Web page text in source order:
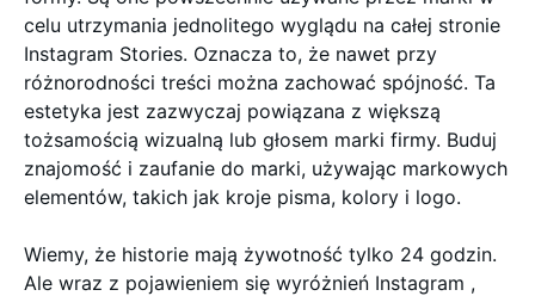
celu utrzymania jednolitego wyglądu na całej stronie
Instagram Stories. Oznacza to, że nawet przy
różnorodności treści można zachować spójność. Ta
estetyka jest zazwyczaj powiązana z większą
tożsamością wizualną lub głosem marki firmy. Buduj
znajomość i zaufanie do marki, używając markowych
elementów, takich jak kroje pisma, kolory i logo.
Wiemy, że historie mają żywotność tylko 24 godzin.
Ale wraz z pojawieniem się wyróżnień Instagram ,